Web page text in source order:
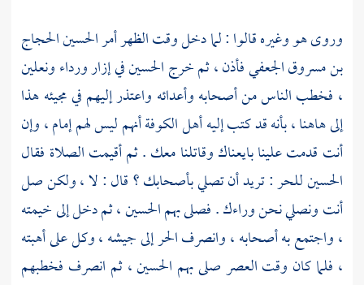
وروى هو وغيره قالوا : لما دخل وقت الظهر أمرالحسينالحجاج
بن مسروق الجعفيفأذن ، ثم خرجالحسينفي إزار ورداء ونعلين
، فخطب الناس من أصحابه وأعدائه واعتذر إليهم في مجيئه هذا
إلى هاهنا ، بأنه قد كتب إليهأهلالكوفةأنهم ليس لهم إمام ، وإن
أنت قدمت علينا بايعناك وقاتلنا معك . ثم أقيمت الصلاة فقال
الحسينللحر: تريد أن تصلي بأصحابك ؟ قال : لا ، ولكن صل
أنت ونصلي نحن وراءك . فصلى بهمالحسين، ثم دخل إلى خيمته
، واجتمع به أصحابه ، وانصرفالحرإلى جيشه ، وكل على أهبته
، فلما كان وقت العصر صلى بهم الحسين، ثم انصرف فخطبهم